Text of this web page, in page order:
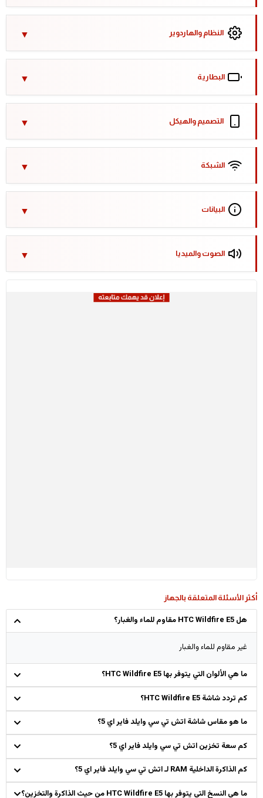
النظام والهاردوير
البطارية
التصميم والهيكل
الشبكة
البيانات
الصوت والميديا
أكثر الأسئلة المتعلقة بالجهاز
هل HTC Wildfire E5 مقاوم للماء والغبار؟
غير مقاوم للماء والغبار
ما هي الألوان التي يتوفر بها HTC Wildfire E5؟
كم تردد شاشة HTC Wildfire E5؟
ما هو مقاس شاشة اتش تي سي وايلد فاير اي 5؟
كم سعة تخزين اتش تي سي وايلد فاير اي 5؟
كم الذاكرة الداخلية RAM لـ اتش تي سي وايلد فاير اي 5؟
ما هي النسخ التي يتوفر بها HTC Wildfire E5 من حيث الذاكرة والتخزين؟